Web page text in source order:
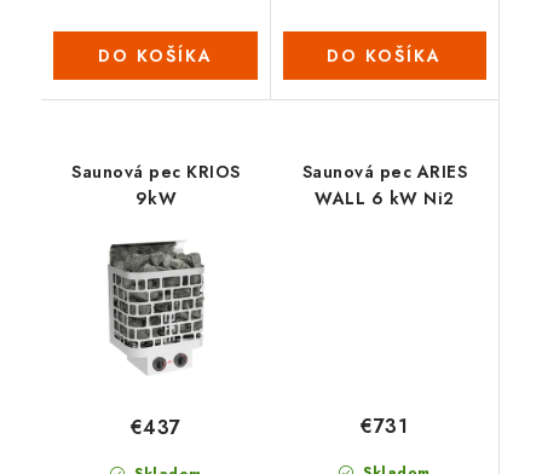
DO KOŠÍKA DO KOŠÍKA
Saunová pec KRIOS
9kW
€437
Saunová pec ARIES
WALL 6 kW Ni2
€731